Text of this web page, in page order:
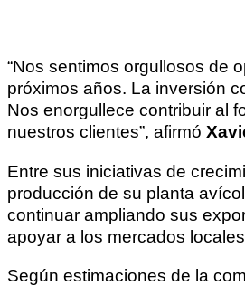
“Nos sentimos orgullosos de
próximos años. La inversión
Nos enorgullece contribuir al
nuestros clientes”, afirmó
Entre sus iniciativas de
producción de su planta
continuar ampliando sus
apoyar a los mercados
Según estimaciones de la